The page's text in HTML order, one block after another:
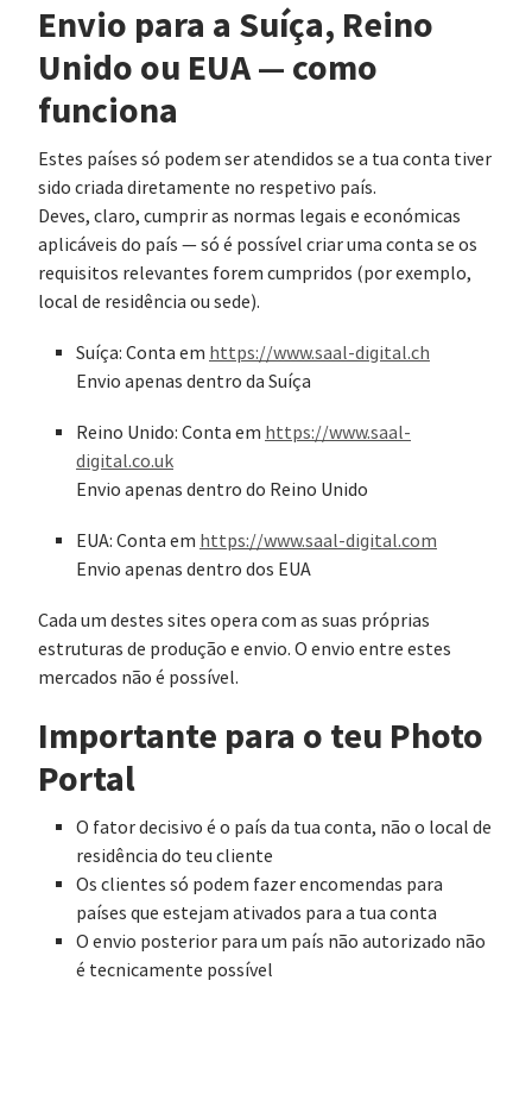
Envio para a Suíça, Reino
Unido ou EUA — como
funciona
Estes países só podem ser atendidos se a tua conta tiver
sido criada diretamente no respetivo país.
Deves, claro, cumprir as normas legais e económicas
aplicáveis do país — só é possível criar uma conta se os
requisitos relevantes forem cumpridos (por exemplo,
local de residência ou sede).
Suíça: Conta em https://www.saal-digital.ch
Envio apenas dentro da Suíça
Reino Unido: Conta em https://www.saal-
digital.co.uk
Envio apenas dentro do Reino Unido
EUA: Conta em https://www.saal-digital.com
Envio apenas dentro dos EUA
Cada um destes sites opera com as suas próprias
estruturas de produção e envio. O envio entre estes
mercados não é possível.
Importante para o teu Photo
Portal
O fator decisivo é o país da tua conta, não o local de
residência do teu cliente
Os clientes só podem fazer encomendas para
países que estejam ativados para a tua conta
O envio posterior para um país não autorizado não
é tecnicamente possível